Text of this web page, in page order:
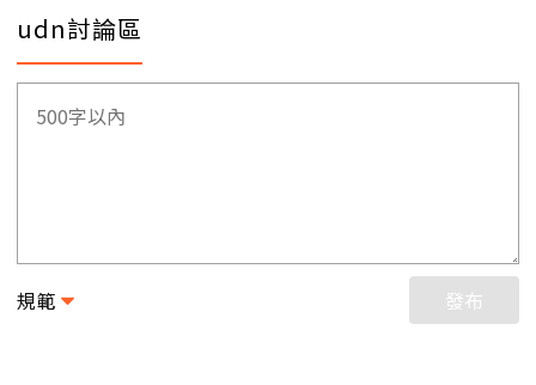
udn討論區
規範 發布